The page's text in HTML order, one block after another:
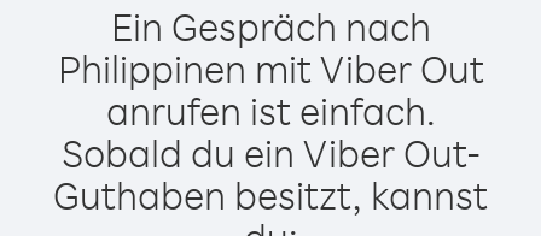
Ein Gespräch nach
Philippinen mit Viber Out
anrufen ist einfach.
Sobald du ein Viber Out-
Guthaben besitzt, kannst